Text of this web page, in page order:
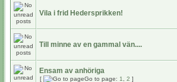
Vila i frid Hedersprikken!
Till minne av en gammal vän....
Ensam av anhöriga
[ Go to page: 1 2 ]